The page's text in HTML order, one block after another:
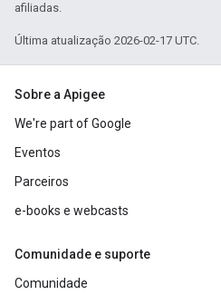
afiliadas.
Última atualização 2026-02-17 UTC.
Sobre a Apigee
We're part of Google
Eventos
Parceiros
e-books e webcasts
Comunidade e suporte
Comunidade